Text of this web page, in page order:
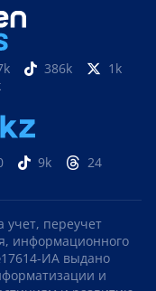
386k
1k
9k 24
учет, переучет
информационного
ИА выдано
и